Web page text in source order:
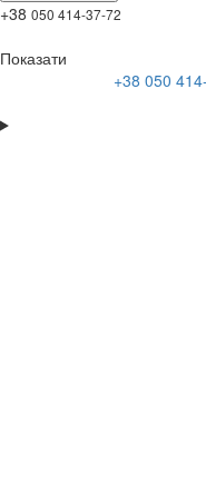
+38 050 414-37-72
Показати
+38 050